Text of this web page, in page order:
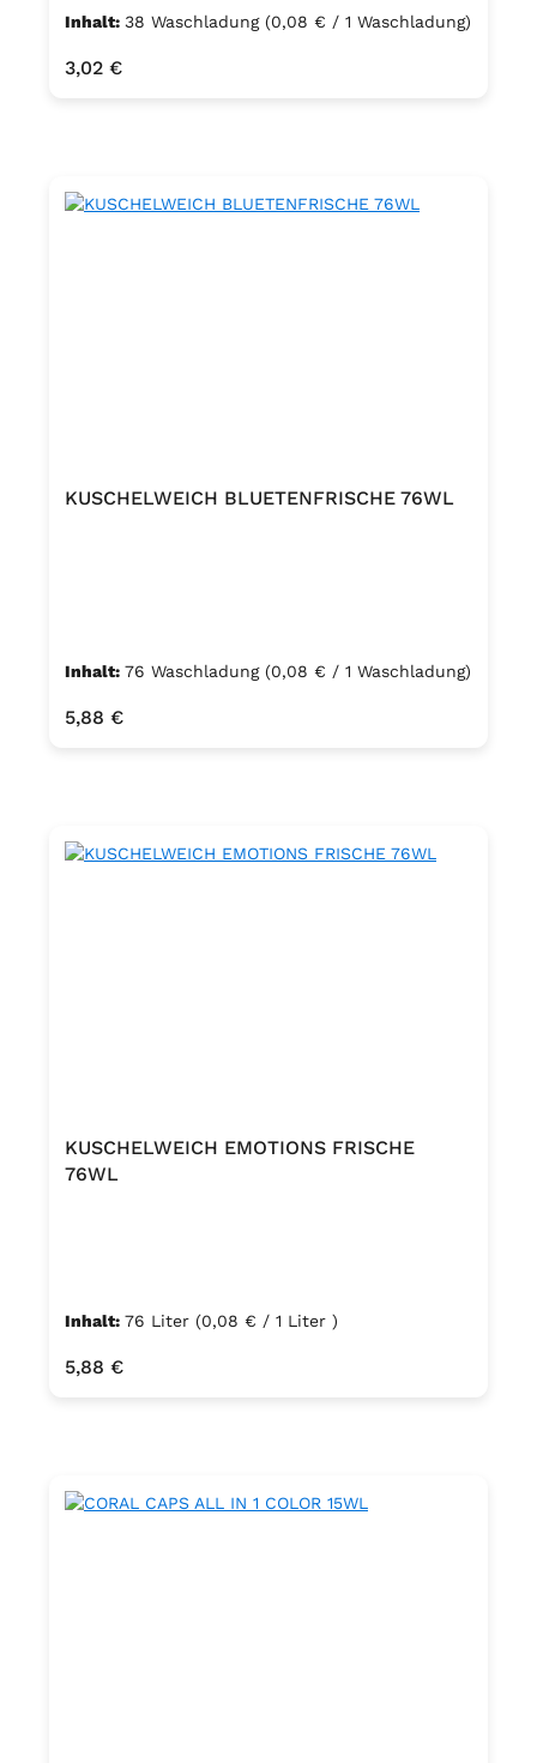
Inhalt: 38 Waschladung (0,08 € / 1 Waschladung)
Regulärer Preis:
3,02 €
KUSCHELWEICH BLUETENFRISCHE 76WL
Inhalt: 76 Waschladung (0,08 € / 1 Waschladung)
Regulärer Preis:
5,88 €
KUSCHELWEICH EMOTIONS FRISCHE
76WL
Inhalt: 76 Liter (0,08 € / 1 Liter )
Regulärer Preis:
5,88 €